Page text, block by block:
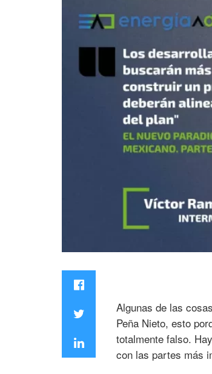
Algunas de las
Peña Nieto, esto
totalmente falso.
con las partes más